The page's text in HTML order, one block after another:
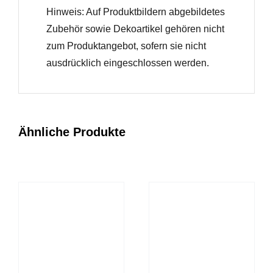
Hinweis: Auf Produktbildern abgebildetes
Zubehör sowie Dekoartikel gehören nicht
zum Produktangebot, sofern sie nicht
ausdrücklich eingeschlossen werden.
Ähnliche Produkte